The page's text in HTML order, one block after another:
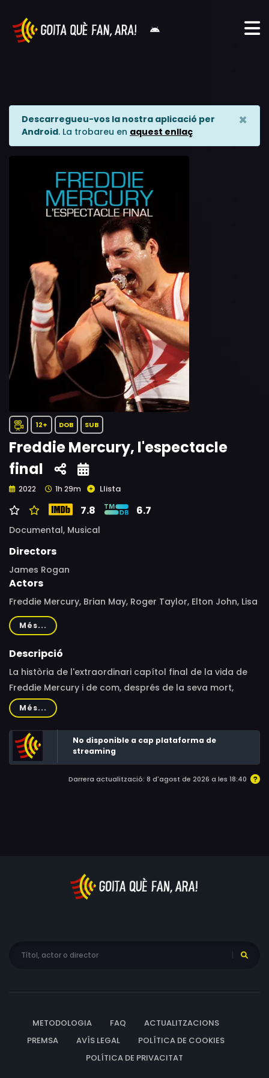
Descarregueu-vos la nostra aplicació per
Android. La trobareu en aquest enllaç
×
12+ DOB SUB
Freddie Mercury, l'espectacle
final
2022 1h 29m Llista
7.8 6.7
Documental, Musical
Directors
James Rogan
Actors
Freddie Mercury, Brian May, Roger Taylor, Elton John, Lisa
Stansfield, David Wigg, Anita Dobson, Peter Freestone,
Roger Daltrey, Harvey Goldsmith, Peter Tatchell, Paul
Young, Gary Cherone, Joe Elliott, Liza Minnelli, Axl Rose,
Més...
Descripció
La història de l'extraordinari capítol final de la vida de
Freddie Mercury i de com, després de la seva mort,
Queen va fer un dels concerts més grans de la historia
per celebrar-ne la vida i desafiar els prejudicis al voltant
del VIH/SIDA.
Més...
No disponible a cap plataforma de
streaming
Darrera actualització: 8 d'agost de 2026 a les 18:40
METODOLOGIA FAQ
ACTUALITZACIONS
PREMSA
AVÍS LEGAL
POLÍTICA DE COOKIES
POLÍTICA DE PRIVACITAT